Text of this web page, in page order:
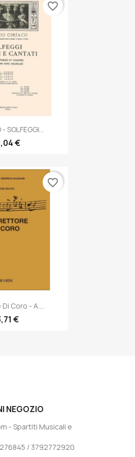
SOLFEGGI...
€
favorite_border
Coro - A....
€
favorite_border
NEGOZIO
- Spartiti Musicali e
/ 3792772920